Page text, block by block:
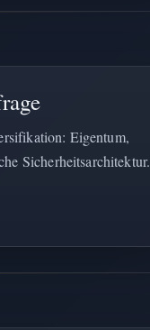
Eigentum,
Sicherheitsarchitektur.